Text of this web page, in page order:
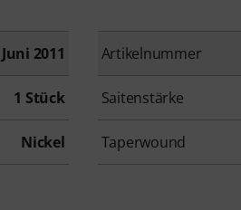
Juni 2011 Artikelnummer
1 Stück Saitenstärke
Nickel Taperwound